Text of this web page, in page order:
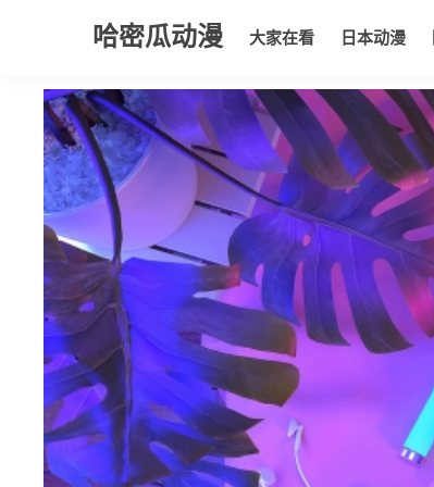
哈密瓜动漫 大家在看 日本动漫
大家在看 日本动漫 国产动漫 欧美动漫